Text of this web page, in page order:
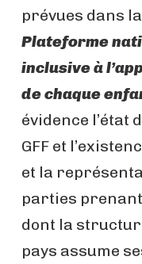
prévues dans la
Plateforme
inclusive à
de chaque
évidence l’état
GFF et
et la
parties
dont la
pays assume